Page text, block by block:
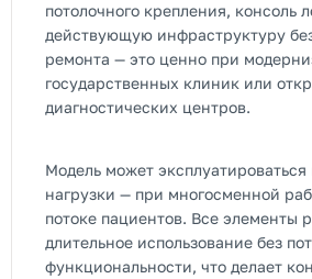
потолочного крепления, консоль
действующую инфраструктуру
ремонта — это ценно при
государственных клиник или
диагностических центров.
Модель может
нагрузки — при многосменной
потоке пациентов. Все элементы
длительное использование без
функциональности, что делает